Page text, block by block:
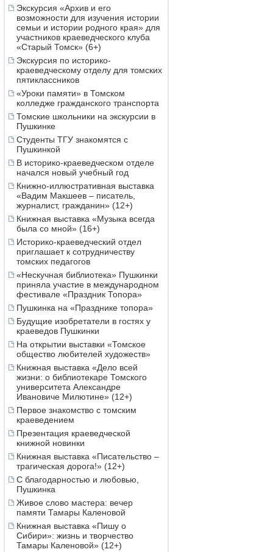
Экскурсия «Архив и его
возможности для изучения истории
семьи и истории родного края» для
участников краеведческого клуба
«Старый Томск» (6+)
Экскурсия по историко-
краеведческому отделу для томских
пятиклассников
«Уроки памяти» в Томском
колледже гражданского транспорта
Томские школьники на экскурсии в
Пушкинке
Студенты ТГУ знакомятся с
Пушкинкой
В историко-краеведческом отделе
начался новый учебный год
Книжно-иллюстративная выставка
«Вадим Макшеев – писатель,
журналист, гражданин» (12+)
Книжная выставка «Музыка всегда
была со мной» (16+)
Историко-краеведческий отдел
приглашает к сотрудничеству
томских педагогов
«Нескучная библиотека» Пушкинки
приняла участие в международном
фестивале «Праздник Топора»
Пушкинка на «Празднике топора»
Будущие изобретатели в гостях у
краеведов Пушкинки
На открытии выставки «Томское
общество любителей художеств»
Книжная выставка «Дело всей
жизни: о библиотекаре Томского
университета Александре
Ивановиче Милютине» (12+)
Первое знакомство с томским
краеведением
Презентация краеведческой
книжной новинки
Книжная выставка «Писательство –
трагическая дорога!» (12+)
С благодарностью и любовью,
Пушкинка
Живое слово мастера: вечер
памяти Тамары Каленовой
Книжная выставка «Пишу о
Сибири»: жизнь и творчество
Тамары Каленовой» (12+)